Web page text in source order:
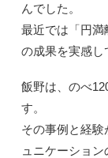
んでした。
最近では「円満
の成果を実感し
飯野は、のべ
す。
その事例と経験
ュニケーション